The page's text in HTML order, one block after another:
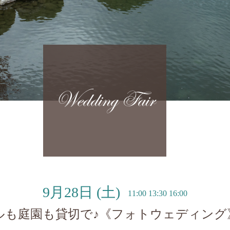
Wedding Fair
9月28日 (土) 11:00 13:30 16:00
も庭園も貸切で♪《フォトウェディング